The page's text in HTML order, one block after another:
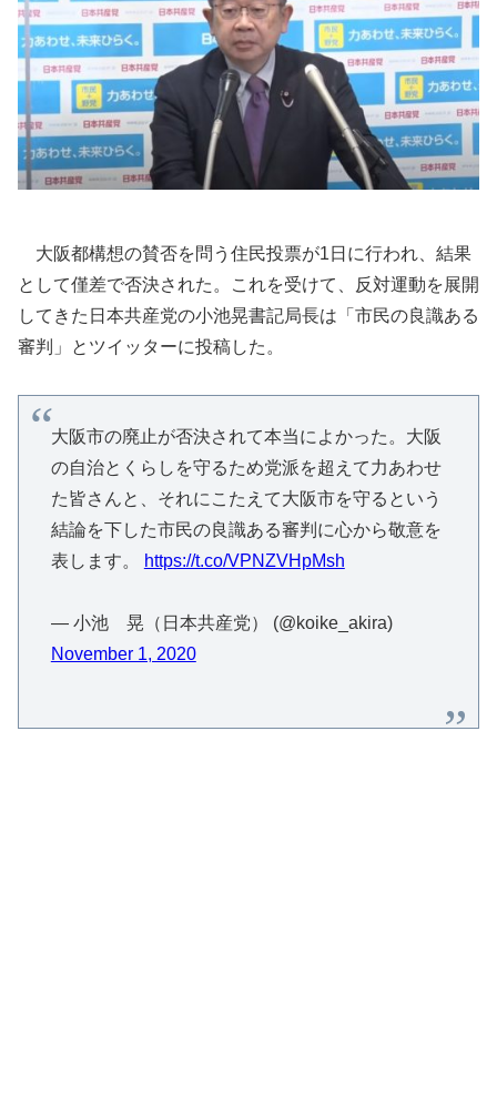
大阪都構想の賛否を問う住民投票が1日に行われ、結果
として僅差で否決された。これを受けて、反対運動を展開
してきた日本共産党の小池晃書記局長は「市民の良識ある
審判」とツイッターに投稿した。
大阪市の廃止が否決されて本当によかった。大阪
の自治とくらしを守るため党派を超えて力あわせ
た皆さんと、それにこたえて大阪市を守るという
結論を下した市民の良識ある審判に心から敬意を
表します。
https://t.co/VPNZVHpMsh
— 小池 晃（日本共産党） (@koike_akira)
November 1, 2020